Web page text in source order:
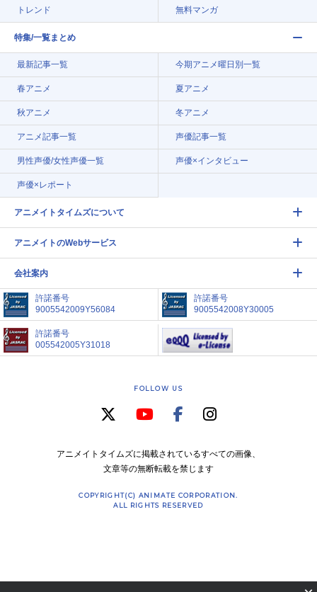
トレンド 無料マンガ
特集/一覧まとめ
最新記事一覧 今期アニメ曜日別一覧
春アニメ 夏アニメ
秋アニメ 冬アニメ
アニメ記事一覧 声優記事一覧
男性声優/女性声優一覧 声優×インタビュー
声優×レポート
アニメイトタイムズについて
アニメイトのWebサービス
会社案内
許諾番号
9005542009Y56084
許諾番号
9005542008Y30005
許諾番号
005542005Y31018
FOLLOW US
アニメイトタイムズに掲載されているすべての画像、
文章等の無断転載を禁じます
COPYRIGHT(C) ANIMATE CORPORATION.
ALL RIGHTS RESERVED